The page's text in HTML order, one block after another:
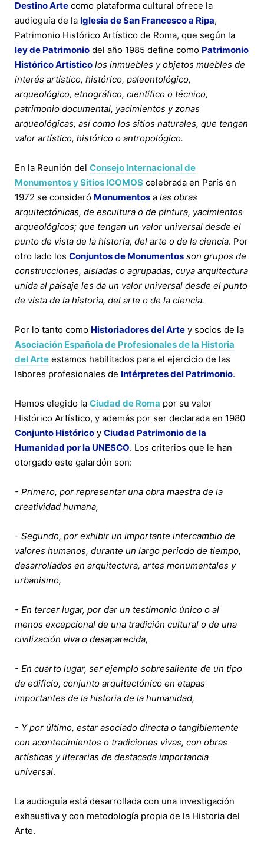
Destino Arte como plataforma cultural ofrece la
audioguía de la Iglesia de San Francesco a Ripa,
Patrimonio Histórico Artístico de Roma, que según la
ley de Patrimonio del año 1985 define como Patrimonio
Histórico Artístico los inmuebles y objetos muebles de
interés artístico, histórico, paleontológico,
arqueológico, etnográfico, científico o técnico,
patrimonio documental, yacimientos y zonas
arqueológicas, así como los sitios naturales, que tengan
valor artístico, histórico o antropológico.
En la Reunión del Consejo Internacional de
Monumentos y Sitios ICOMOS celebrada en París en
1972 se consideró Monumentos a las obras
arquitectónicas, de escultura o de pintura, yacimientos
arqueológicos; que tengan un valor universal desde el
punto de vista de la historia, del arte o de la ciencia. Por
otro lado los Conjuntos de Monumentos son grupos de
construcciones, aisladas o agrupadas, cuya arquitectura
unida al paisaje les da un valor universal desde el punto
de vista de la historia, del arte o de la ciencia.
Por lo tanto como Historiadores del Arte y socios de la
Asociación Española de Profesionales de la Historia
del Arte estamos habilitados para el ejercicio de las
labores profesionales de Intérpretes del Patrimonio.
Hemos elegido la Ciudad de Roma por su valor
Histórico Artístico, y además por ser declarada en 1980
Conjunto Histórico y Ciudad Patrimonio de la
Humanidad por la UNESCO. Los criterios que le han
otorgado este galardón son:
- Primero, por representar una obra maestra de la
creatividad humana,
- Segundo, por exhibir un importante intercambio de
valores humanos, durante un largo periodo de tiempo,
desarrollados en arquitectura, artes monumentales y
urbanismo,
- En tercer lugar, por dar un testimonio único o al
menos excepcional de una tradición cultural o de una
civilización viva o desaparecida,
- En cuarto lugar, ser ejemplo sobresaliente de un tipo
de edificio, conjunto arquitectónico en etapas
importantes de la historia de la humanidad,
- Y por último, estar asociado directa o tangiblemente
con acontecimientos o tradiciones vivas, con obras
artísticas y literarias de destacada importancia
universal.
La audioguía está desarrollada con una investigación
exhaustiva y con metodología propia de la Historia del
Arte.